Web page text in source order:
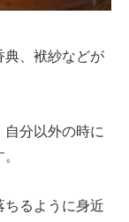
典、袱紗などが
分以外の時に
ちるように身近